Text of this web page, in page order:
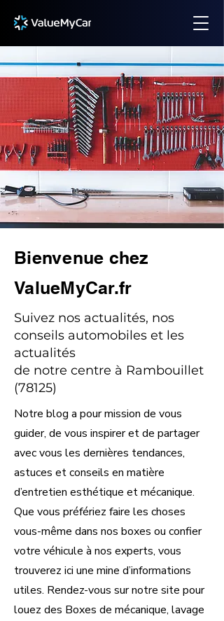
Bienvenue chez
ValueMyCar.fr
Suivez nos actualités, nos
conseils automobiles et les
actualités
de notre centre à Rambouillet
(78125)
Notre blog a pour mission de vous
guider, de vous inspirer et de partager
avec vous les dernières tendances,
astuces et conseils en matière
d’entretien esthétique et mécanique.
Que vous préfériez faire les choses
vous-même dans nos boxes ou confier
votre véhicule à nos experts, vous
trouverez ici une mine d’informations
utiles. Rendez-vous sur notre site pour
louez des Boxes de mécanique, lavage